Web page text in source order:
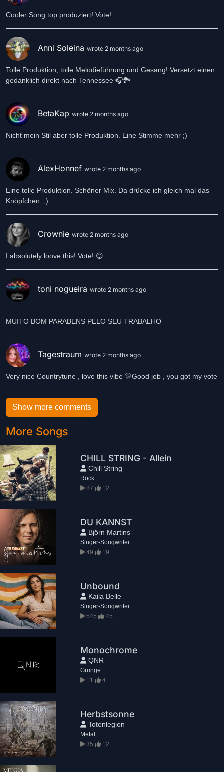
Cooler Song top produziert! Vote!
Anni Soleina wrote 2 months ago
Tolle Produktion, tolle Melodieführung und Gesang! Versetzt einen
gedanklich direkt nach Tennessee 🎧🏞
BetaKap wrote 2 months ago
Nicht mein Stil aber tolle Produktion. Eine Stimme mehr ;)
AlexHonnef wrote 2 months ago
Eine tolle Produktion. Schöner Mix. Da drücke ich gleich mal das
Knöpfchen. ;)
Crownie wrote 2 months ago
I absolutely loove this! Vote! 😊
toni nogueira wrote 2 months ago
MUITO BOM PARABENS PELO SEU TRABALHO
Tagestraum wrote 2 months ago
Very nice Countrytune , love this vibe 🎊Good job , you got my vote
Show more comments
More Songs
CHILL STRING - Allein
Chill String
Rock
87
12
DU KANNST
Björn Martins
Singer-Songwriter
49
19
Unbound
Kaila Belle
Singer-Songwriter
545
45
Monochrome
QNR
Grunge
11
4
Herbstsonne
Totenlegion
Metal
35
12